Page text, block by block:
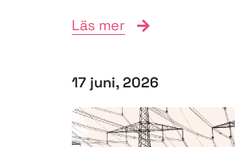
Läs mer
17 juni, 2026